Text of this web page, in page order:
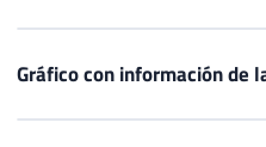
Gráfico con información de